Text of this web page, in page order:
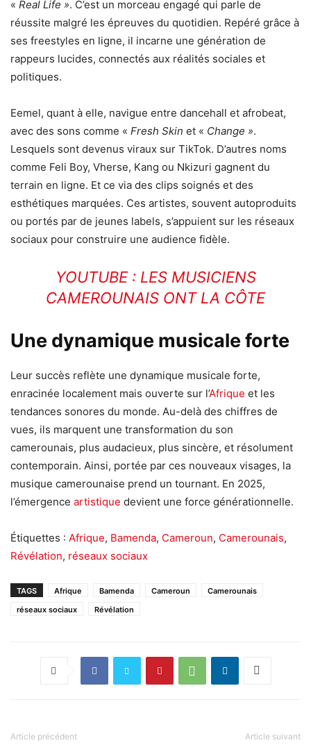
« Real Life ». C’est un morceau engagé qui parle de
réussite malgré les épreuves du quotidien. Repéré grâce à
ses freestyles en ligne, il incarne une génération de
rappeurs lucides, connectés aux réalités sociales et
politiques.
Eemel, quant à elle, navigue entre dancehall et afrobeat,
avec des sons comme « Fresh Skin et « Change ».
Lesquels sont devenus viraux sur TikTok. D’autres noms
comme Feli Boy, Vherse, Kang ou Nkizuri gagnent du
terrain en ligne. Et ce via des clips soignés et des
esthétiques marquées. Ces artistes, souvent autoproduits
ou portés par de jeunes labels, s’appuient sur les réseaux
sociaux pour construire une audience fidèle.
YOUTUBE : LES MUSICIENS
CAMEROUNAIS ONT LA CÔTE
Une dynamique musicale forte
Leur succès reflète une dynamique musicale forte,
enracinée localement mais ouverte sur l’Afrique et les
tendances sonores du monde. Au-delà des chiffres de
vues, ils marquent une transformation du son
camerounais, plus audacieux, plus sincère, et résolument
contemporain. Ainsi, portée par ces nouveaux visages, la
musique camerounaise prend un tournant. En 2025,
l’émergence artistique devient une force générationnelle.
Étiquettes : Afrique, Bamenda, Cameroun, Camerounais,
Révélation, réseaux sociaux
TAGS Afrique Bamenda Cameroun
Camerounais
réseaux sociaux
Révélation
Article précédent Article suivant